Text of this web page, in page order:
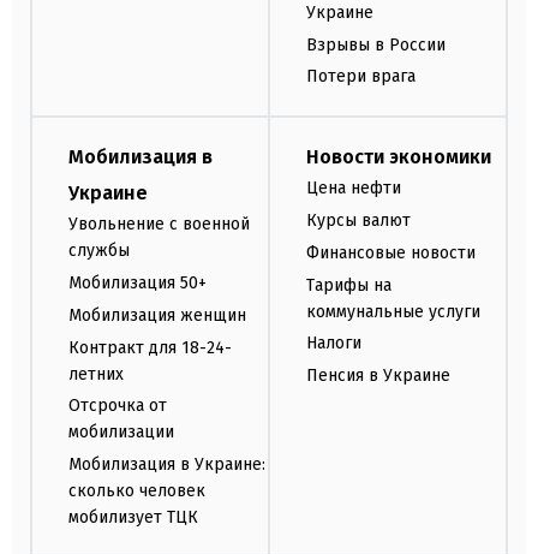
Украине
Взрывы в России
Потери врага
Мобилизация в
Украине
Увольнение с военной
службы
Мобилизация 50+
Мобилизация женщин
Контракт для 18-24-
летних
Отсрочка от
мобилизации
Мобилизация в Украине:
сколько человек
мобилизует ТЦК
Новости экономики
Цена нефти
Курсы валют
Финансовые новости
Тарифы на
коммунальные услуги
Налоги
Пенсия в Украине